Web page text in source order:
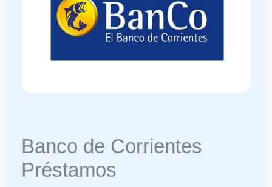
Banco de Corrientes
Préstamos